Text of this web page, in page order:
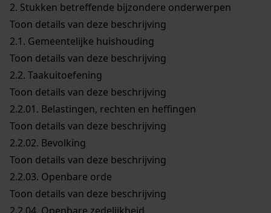
2. Stukken betreffende bijzondere onderwerpen
Toon details van deze beschrijving
2.1. Gemeentelijke huishouding
Toon details van deze beschrijving
2.2. Taakuitoefening
Toon details van deze beschrijving
2.2.01. Belastingen, rechten en heffingen
Toon details van deze beschrijving
2.2.02. Bevolking
Toon details van deze beschrijving
2.2.03. Openbare orde
Toon details van deze beschrijving